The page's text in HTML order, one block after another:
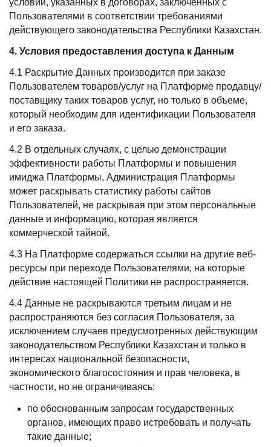
условий, указанных в договорах, заключенных с
Пользователями в соответствии требованиями
действующего законодательства Республики Казахстан.
4. Условия предоставления доступа к Данным
4.1 Раскрытие Данных производится при заказе
Пользователем товаров/услуг на Платформе продавцу/
поставщику таких товаров услуг, но только в объеме,
который необходим для идентификации Пользователя
и его заказа.
4.2 В отдельных случаях, с целью демонстрации
эффективности работы Платформы и повышения
имиджа Платформы, Администрация Платформы
может раскрывать статистику работы сайтов
Пользователей, не раскрывая при этом персональные
данные и информацию, которая является
коммерческой тайной.
4.3 На Платформе содержаться ссылки на другие веб-
ресурсы при переходе Пользователями, на которые
действие настоящей Политики не распространяется.
4.4 Данные не раскрываются третьим лицам и не
распространяются без согласия Пользователя, за
исключением случаев предусмотренных действующим
законодательством Республики Казахстан и только в
интересах национальной безопасности,
экономического благосостояния и прав человека, в
частности, но не ограничиваясь:
по обоснованным запросам государственных
органов, имеющих право истребовать и получать
такие данные;